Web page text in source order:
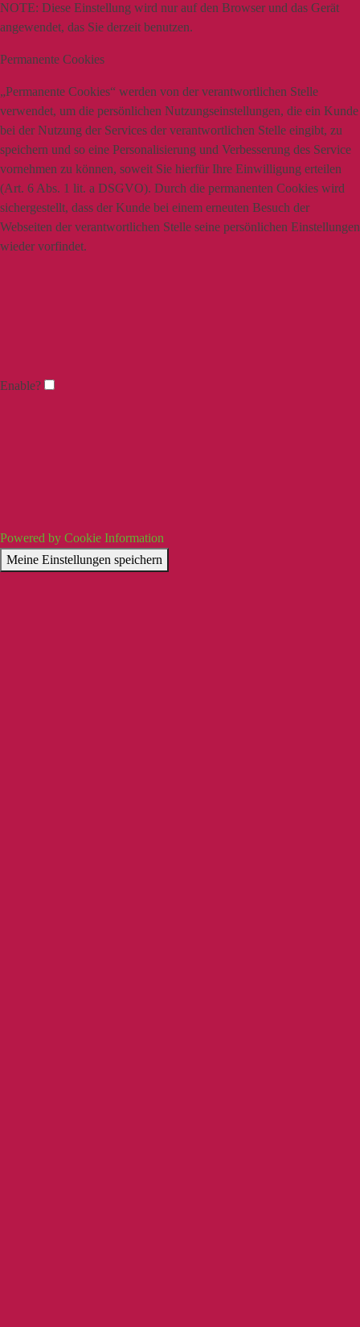
NOTE: Diese Einstellung wird nur auf den Browser und das Gerät
angewendet, das Sie derzeit benutzen.
Permanente Cookies
„Permanente Cookies“ werden von der verantwortlichen Stelle
verwendet, um die persönlichen Nutzungseinstellungen, die ein Kunde
bei der Nutzung der Services der verantwortlichen Stelle eingibt, zu
speichern und so eine Personalisierung und Verbesserung des Service
vornehmen zu können, soweit Sie hierfür Ihre Einwilligung erteilen
(Art. 6 Abs. 1 lit. a DSGVO). Durch die permanenten Cookies wird
sichergestellt, dass der Kunde bei einem erneuten Besuch der
Webseiten der verantwortlichen Stelle seine persönlichen Einstellungen
wieder vorfindet.
Enable?
Powered by Cookie Information
Meine Einstellungen speichern